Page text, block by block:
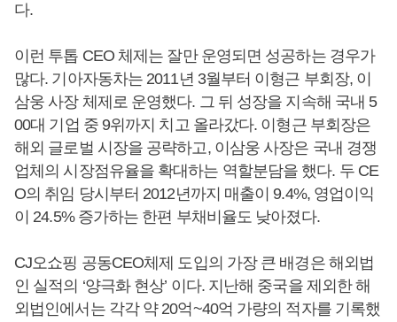
다.
이런 투톱 CEO 체제는 잘만 운영되면 성공하는 경우가
많다. 기아자동차는 2011년 3월부터 이형근 부회장, 이
삼웅 사장 체제로 운영했다. 그 뒤 성장을 지속해 국내 5
00대 기업 중 9위까지 치고 올라갔다. 이형근 부회장은
해외 글로벌 시장을 공략하고, 이삼웅 사장은 국내 경쟁
업체의 시장점유율을 확대하는 역할분담을 했다. 두 CE
O의 취임 당시부터 2012년까지 매출이 9.4%, 영업이익
이 24.5% 증가하는 한편 부채비율도 낮아졌다.
CJ오쇼핑 공동CEO체제 도입의 가장 큰 배경은 해외법
인 실적의 ‘양극화 현상’ 이다. 지난해 중국을 제외한 해
외법인에서는 각각 약 20억~40억 가량의 적자를 기록했